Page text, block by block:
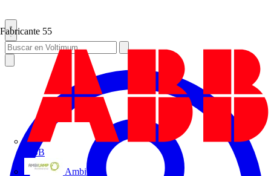
Fabricante 55
ABB
Ambilamp